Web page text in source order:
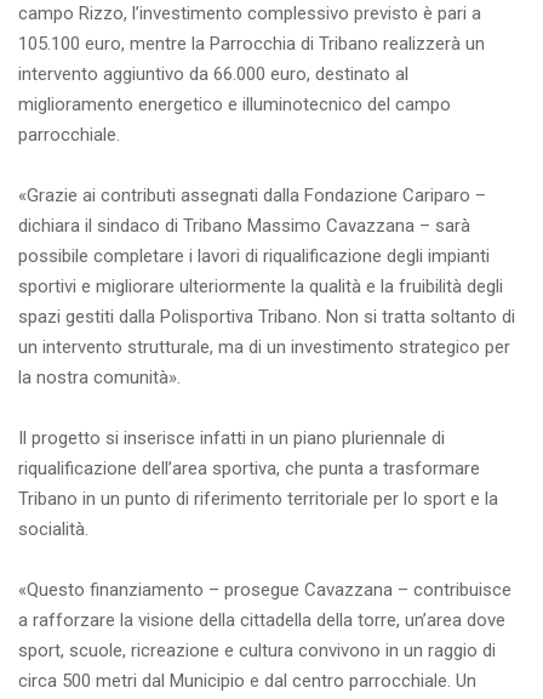
campo Rizzo, l’investimento complessivo previsto è pari a
105.100 euro, mentre la Parrocchia di Tribano realizzerà un
intervento aggiuntivo da 66.000 euro, destinato al
miglioramento energetico e illuminotecnico del campo
parrocchiale.
«Grazie ai contributi assegnati dalla Fondazione Cariparo –
dichiara il sindaco di Tribano Massimo Cavazzana – sarà
possibile completare i lavori di riqualificazione degli impianti
sportivi e migliorare ulteriormente la qualità e la fruibilità degli
spazi gestiti dalla Polisportiva Tribano. Non si tratta soltanto di
un intervento strutturale, ma di un investimento strategico per
la nostra comunità».
Il progetto si inserisce infatti in un piano pluriennale di
riqualificazione dell’area sportiva, che punta a trasformare
Tribano in un punto di riferimento territoriale per lo sport e la
socialità.
«Questo finanziamento – prosegue Cavazzana – contribuisce
a rafforzare la visione della cittadella della torre, un’area dove
sport, scuole, ricreazione e cultura convivono in un raggio di
circa 500 metri dal Municipio e dal centro parrocchiale. Un